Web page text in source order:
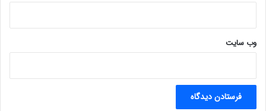
وب‌ سایت